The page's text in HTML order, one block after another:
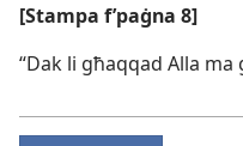
[Stampa f’paġna 8]
“Dak li għaqqad Alla